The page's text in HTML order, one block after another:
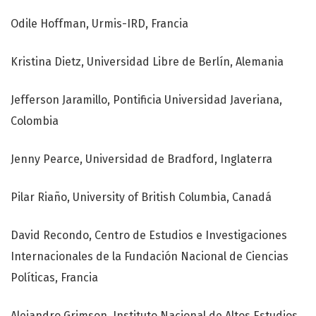
Odile Hoffman, Urmis-IRD, Francia
Kristina Dietz, Universidad Libre de Berlín, Alemania
Jefferson Jaramillo, Pontificia Universidad Javeriana,
Colombia
Jenny Pearce, Universidad de Bradford, Inglaterra
Pilar Riaño, University of British Columbia, Canadá
David Recondo, Centro de Estudios e Investigaciones
Internacionales de la Fundación Nacional de Ciencias
Políticas, Francia